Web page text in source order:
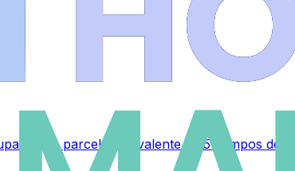
una parcela equivalente a 35 campos de